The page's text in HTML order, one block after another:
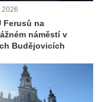
2026
Ferusů na
náměstí v
Budějovicích